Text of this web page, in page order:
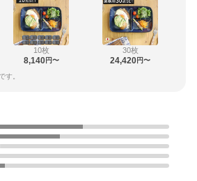
10枚
8,140円〜
30枚
24,420円〜
す。